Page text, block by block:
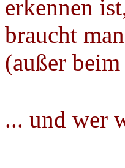
erkennen
braucht
(außer
... und wer